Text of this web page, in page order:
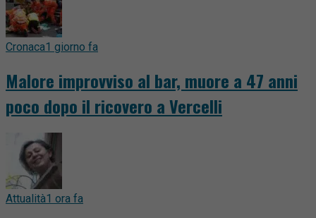
Cronaca1 giorno fa
Malore improvviso al bar, muore a 47 anni
poco dopo il ricovero a Vercelli
Attualità1 ora fa